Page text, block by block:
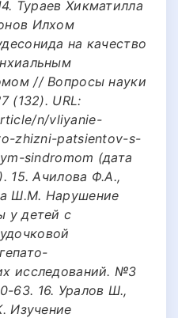
Тураев Хикматилла
Илхом
на качество
// Вопросы науки
(132). URL:
n/vliyanie-
zhizni-patsientov-s-
sindromom (дата
15. Ачилова Ф.А.,
Ш.М. Нарушение
у детей с
исследований. №3
63. 16. Уралов Ш.,
Изучение